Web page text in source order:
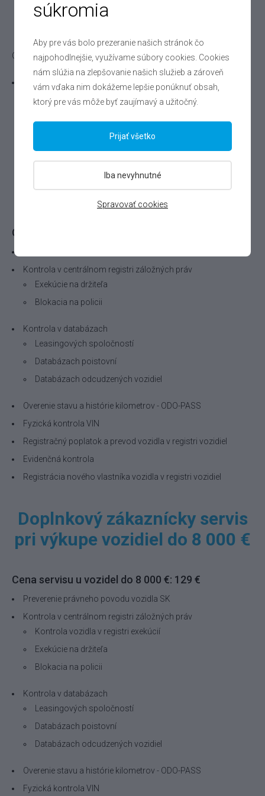
Preventívna kontrola kvapalín, ich stavu a kvality
Cena: 49 €
ASISTENČNÁ SLUŽBA Key Protect+
DEFEND Key Assistance+ na 12 mesiacov s lokalizačným
Doplnkový zákaznícky servis
pri výkupe vozidiel do 4 000 €
Cena servisu u vozidel do 4 000 €: 79 €
Kontrola v centrálnom registri záložných práv
Exekúcie na držiteľa
Blokacia na policii
Kontrola v databázach
Leasingových spoločností
Databázach poistovní
Databázach odcudzených vozidiel
Overenie stavu a histórie kilometrov - ODO-PASS
Fyzická kontrola VIN
Registračný poplatok a prevod vozidla v registri vozidiel
Evidenčná kontrola
Registrácia nového vlastníka vozidla v registri vozidiel
Doplnkový zákaznícky servis
pri výkupe vozidiel do 8 000 €
Cena servisu u vozidel do 8 000 €: 129 €
Preverenie právneho povodu vozidla SK
Kontrola v centrálnom registri záložných práv
Kontrola vozidla v registri exekúcií
Exekúcie na držiteľa
Blokacia na policii
Kontrola v databázach
Leasingových spoločností
Databázach poistovní
Databázach odcudzených vozidiel
Overenie stavu a histórie kilometrov - ODO-PASS
Fyzická kontrola VIN
súkromia
Aby pre vás bolo prezeranie našich stránok čo
najpohodlnejšie, využívame súbory cookies. Cookies
nám slúžia na zlepšovanie našich služieb a zároveň
vám vďaka nim dokážeme lepšie ponúknuť obsah,
ktorý pre vás môže byť zaujímavý a užitočný.
Spravovať cookies
Iba nevyhnutné
Prijať všetko